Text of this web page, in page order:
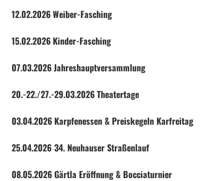
12.02.2026Weiber-Fasching
15.02.2026 Kinder-Fasching
07.03.2026Jahreshauptversammlung
20.-22./27.-29.03.2026Theatertage
03.04.2026 Karpfenessen & Preiskegeln Karfreitag
25.04.2026 34. Neuhauser Straßenlauf
08.05.2026Gärtla Eröffnung & Bocciaturnier